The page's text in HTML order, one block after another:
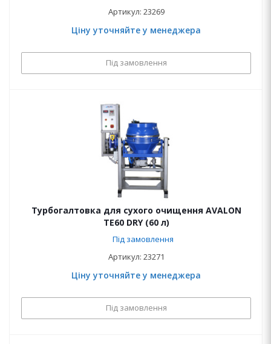
Артикул: 23269
Ціну уточняйте у менеджера
Під замовлення
Турбогалтовка для сухого очищення AVALON
ТЕ60 DRY (60 л)
Під замовлення
Артикул: 23271
Ціну уточняйте у менеджера
Під замовлення